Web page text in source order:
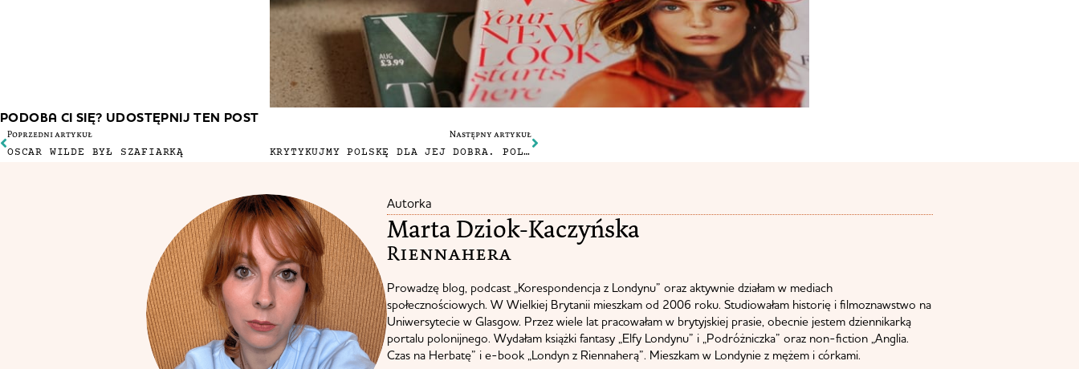
PODOBA CI SIĘ? UDOSTĘPNIJ TEN POST
Poprzedni artykuł
OSCAR WILDE BYŁ SZAFIARKĄ
Następny artykuł
KRYTYKUJMY POLSKĘ DLA JEJ DOBRA. POLEMIKA Z PATRYCJĄ KOSIARKIEWICZ.
Autorka
Marta Dziok-Kaczyńska
Riennahera​
Prowadzę blog, podcast „Korespondencja z Londynu” oraz aktywnie działam w mediach
społecznościowych. W Wielkiej Brytanii mieszkam od 2006 roku. Studiowałam historię i filmoznawstwo na
Uniwersytecie w Glasgow. Przez wiele lat pracowałam w brytyjskiej prasie, obecnie jestem dziennikarką
portalu polonijnego. Wydałam książki fantasy „Elfy Londynu” i „Podróżniczka” oraz non-fiction „Anglia.
Czas na Herbatę” i e-book „Londyn z Riennaherą”. Mieszkam w Londynie z mężem i córkami.